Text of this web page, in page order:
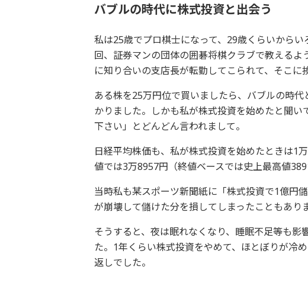
バブルの時代に株式投資と出会う
私は25歳でプロ棋士になって、29歳くらいから
回、証券マンの団体の囲碁将棋クラブで教える
に知り合いの支店長が転勤してこられて、そこに
ある株を25万円位で買いましたら、バブルの時
かりました。しかも私が株式投資を始めたと聞
下さい」とどんどん言われまして。
日経平均株価も、私が株式投資を始めたときは1
値では3万8957円（終値ベースでは史上最高値
当時私も某スポーツ新聞紙に「株式投資で1億円
が崩壊して儲けた分を損してしまったこともあり
そうすると、夜は眠れなくなり、睡眠不足等も
た。1年くらい株式投資をやめて、ほとぼりが冷
返しでした。